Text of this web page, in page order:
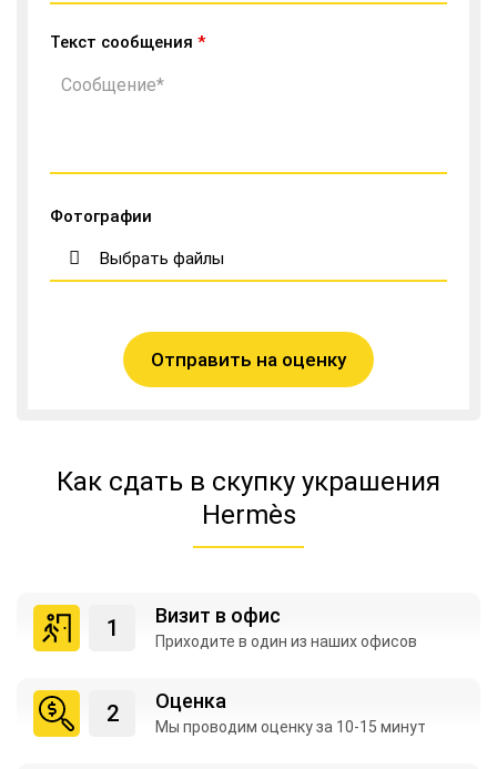
Текст сообщения *
Фотографии
Выбрать файлы
Отправить на оценку
Как сдать в скупку украшения
Hermès
Визит в офис
Приходите в один из наших офисов
Оценка
Мы проводим оценкуза 10-15 минут